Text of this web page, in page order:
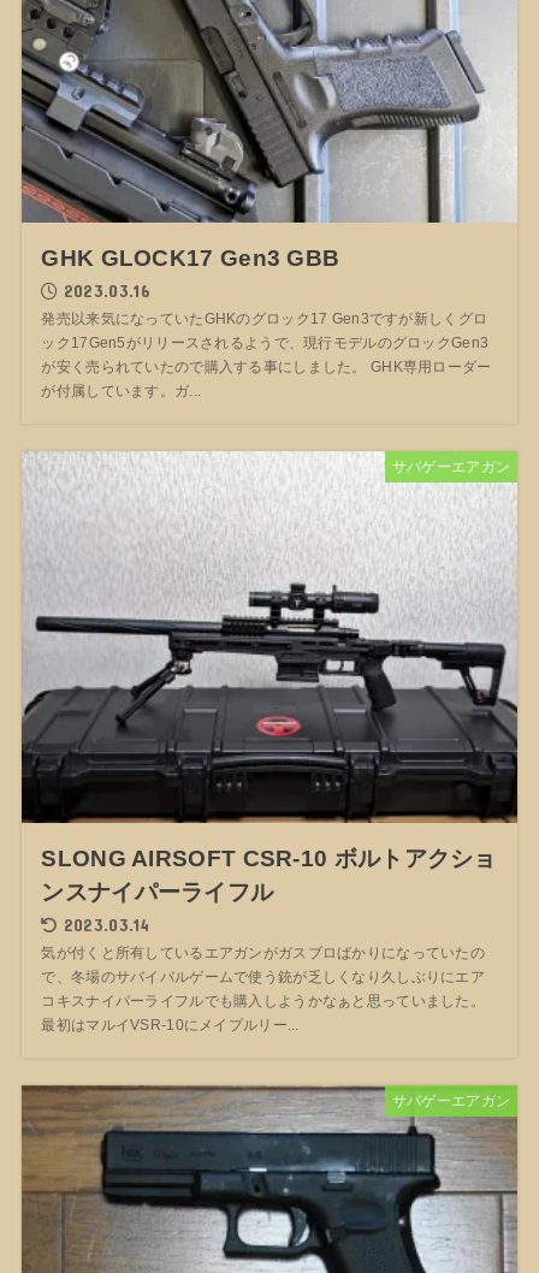
GHK GLOCK17 Gen3 GBB
2023.03.16
発売以来気になっていたGHKのグロック17 Gen3ですが新しくグロ
ック17Gen5がリリースされるようで、現行モデルのグロックGen3
が安く売られていたので購入する事にしました。 GHK専用ローダー
が付属しています。ガ...
サバゲーエアガン
SLONG AIRSOFT CSR-10 ボルトアクショ
ンスナイパーライフル
2023.03.14
気が付くと所有しているエアガンがガスブロばかりになっていたの
で、冬場のサバイバルゲームで使う銃が乏しくなり久しぶりにエア
コキスナイパーライフルでも購入しようかなぁと思っていました。
最初はマルイVSR-10にメイプルリー...
サバゲーエアガン